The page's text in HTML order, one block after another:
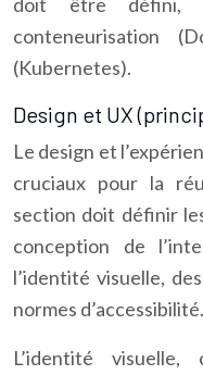
conteneurisation
(Kubernetes).
Design et UX
Le design et
cruciaux pour la
section doit définir
conception de
l’identité visuelle,
normes d’accessibilité.
L’identité